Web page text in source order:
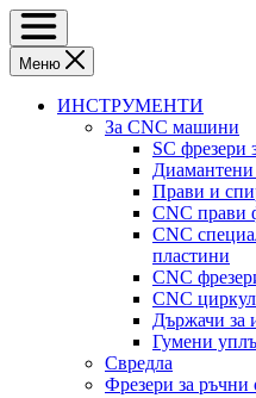
Меню
ИНСТРУМЕНТИ
За CNC машини
SC фрезери
Диамантени
Прави и
CNC прави
CNC
пластини
CNC
CNC
Държачи за
Гумени
Свредла
Фрезери за ръчни